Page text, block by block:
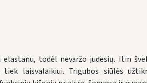
elastanu, todėl nevaržo judesių. Itin
laisvalaikiui. Trigubos siūlės